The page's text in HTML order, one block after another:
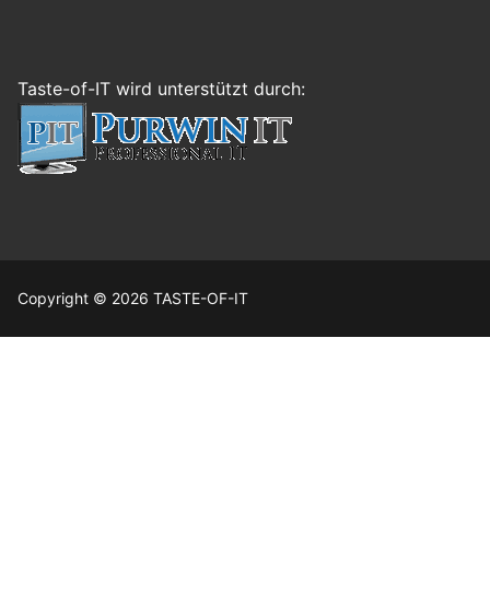
Taste-of-IT wird unterstützt durch:
Copyright © 2026 TASTE-OF-IT